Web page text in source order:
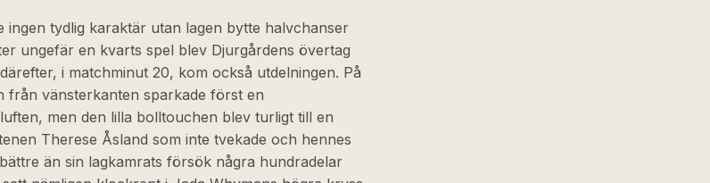
ingen tydlig karaktär utan lagen bytte halvchanser
ungefär en kvarts spel blev Djurgårdens övertag
i matchminut 20, kom också utdelningen. På
från vänsterkanten sparkade först en
men den lilla bolltouchen blev turligt till en
Therese Åsland som inte tvekade och hennes
än sin lagkamrats försök några hundradelar